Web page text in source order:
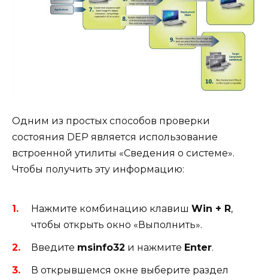
Одним из простых способов проверки
состояния DEP является использование
встроенной утилиты «Сведения о системе».
Чтобы получить эту информацию:
Нажмите комбинацию клавиш Win + R,
чтобы открыть окно «Выполнить».
Введите msinfo32 и нажмите Enter.
В открывшемся окне выберите раздел